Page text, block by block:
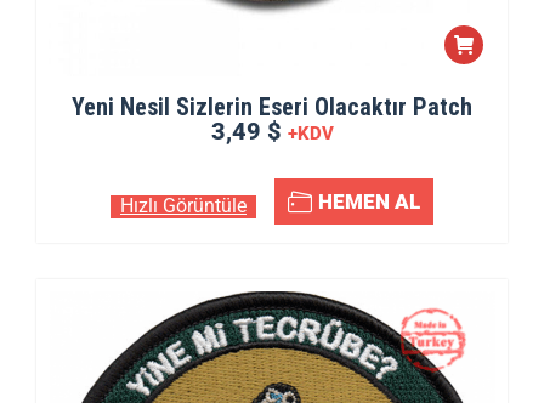
Yeni Nesil Sizlerin Eseri Olacaktır Patch
3,49 $ +KDV
Hızlı Görüntüle HEMEN AL